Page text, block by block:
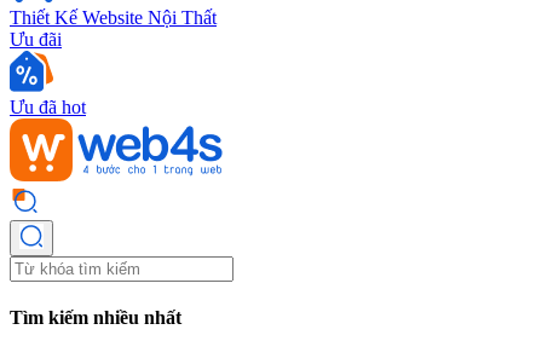
Thiết Kế Website Nội Thất
Ưu đãi
Ưu đã hot
Tìm kiếm nhiều nhất